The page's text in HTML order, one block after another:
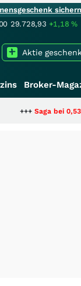
29.728,93 +1,18%
Aktie
Broker-
bei 0,53 CAD: